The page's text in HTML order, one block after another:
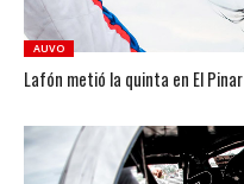
AUVO
Lafón metió la quinta en El Pinar